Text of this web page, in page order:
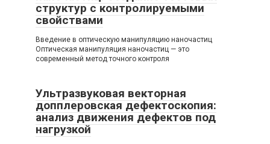
структур с контролируемыми
свойствами
Введение в оптическую манипуляцию наночастиц
Оптическая манипуляция наночастиц — это
современный метод точного контроля
Ультразвуковая векторная
допплеровская дефектоскопия:
анализ движения дефектов под
нагрузкой